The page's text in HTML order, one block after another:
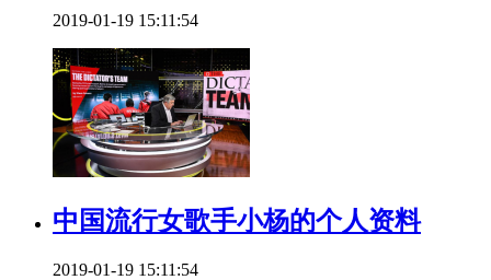
2019-01-19 15:11:54
中国流行女歌手小杨的个人资料
2019-01-19 15:11:54